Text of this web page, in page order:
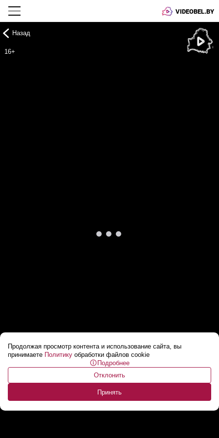
VIDEOBEL.BY
Продолжая просмотр контента и использование сайта, вы
принимаете Политику обработки файлов cookie
Подробнее
Отклонить
Принять
Назад
16+
В Израиле зафиксировали случай
заражения хантавирусом...